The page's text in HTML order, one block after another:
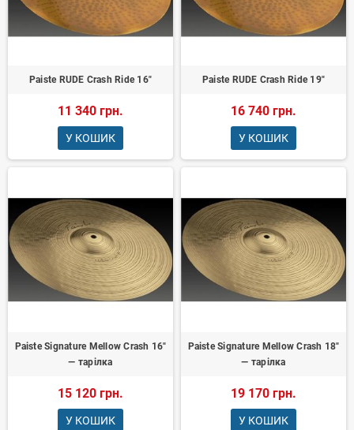
Paiste RUDE Crash Ride 16"
11 340 грн.
У КОШИК
Paiste RUDE Crash Ride 19"
16 740 грн.
У КОШИК
Paiste Signature Mellow Crash 16"
— тарілка
15 120 грн.
У КОШИК
Paiste Signature Mellow Crash 18"
— тарілка
19 170 грн.
У КОШИК